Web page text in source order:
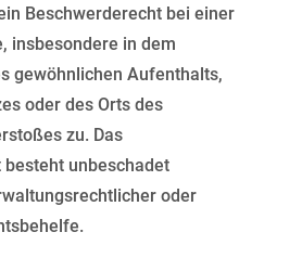
Beschwerderecht bei einer
insbesondere in dem
gewöhnlichen Aufenthalts,
oder des Orts des
zu. Das
unbeschadet
oder